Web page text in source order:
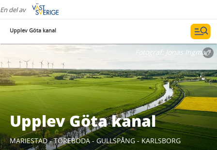
En del av
Upplev Göta kanal
Upplev Göta kanal
MARIESTAD - TÖREBODA - GULLSPÅNG - KARLSBORG
Fotograf: Jonas Ingman